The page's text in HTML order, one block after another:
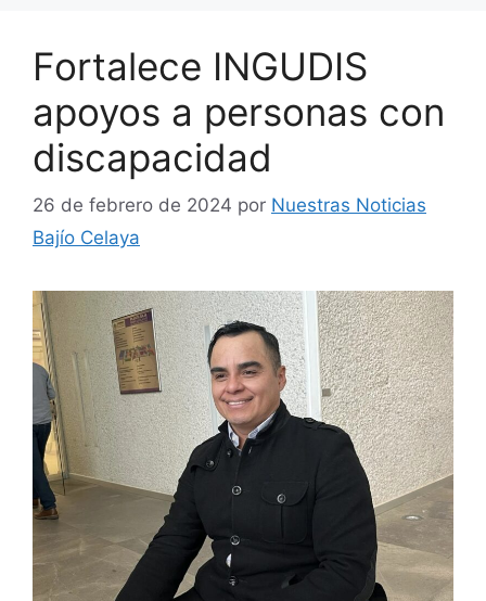
Fortalece INGUDIS
apoyos a personas con
discapacidad
26 de febrero de 2024 por Nuestras Noticias
Bajío Celaya